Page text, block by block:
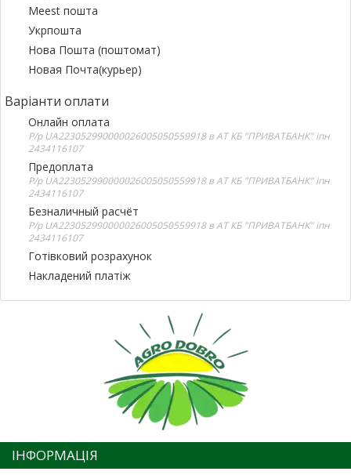
Meest пошта
Укрпошта
Нова Пошта (поштомат)
Новая Почта(курьер)
Варіанти оплати
Онлайн оплата
Р/р UA223052990000026005050559918 в АТ КБ "ПРИВАТБАНК" іпн
2434116107
Предоплата
Р/р UA223052990000026005050559918 в АТ КБ "ПРИВАТБАНК" іпн
2434116107
Безналичный расчёт
Р/р UA223052990000026005050559918 в АТ КБ "ПРИВАТБАНК" іпн
2434116107
Готівковий розрахунок
Накладений платіж
ІНФОРМАЦІЯ